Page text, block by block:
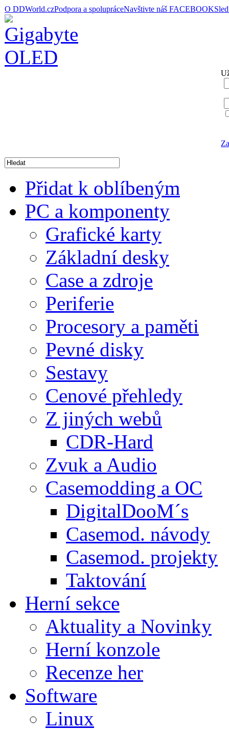
O DDWorld.czPodpora a spolupráceNavštivte náš FACEBOOK
Přidat k oblíbeným
PC a komponenty
Grafické karty
Základní desky
Case a zdroje
Periferie
Procesory a paměti
Pevné disky
Sestavy
Cenové přehledy
Z jiných webů
CDR-Hard
Zvuk a Audio
Casemodding a OC
DigitalDooM´s
Casemod. návody
Casemod. projekty
Taktování
Herní sekce
Aktuality a Novinky
Herní konzole
Recenze her
Software
Linux